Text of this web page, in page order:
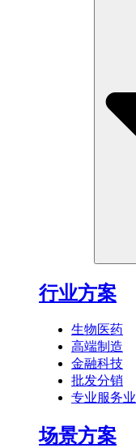
行业方案
生物医药
高端制造
金融科技
批发分销
专业服务业
场景方案